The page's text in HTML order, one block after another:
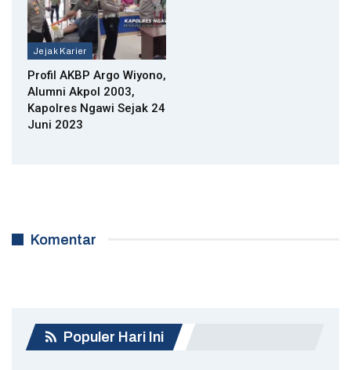
Jejak Karier
Profil AKBP Argo Wiyono,
Alumni Akpol 2003,
Kapolres Ngawi Sejak 24
Juni 2023
Komentar
Populer Hari Ini